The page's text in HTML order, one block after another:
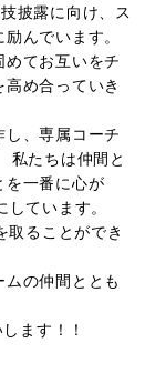
披露に向け、ス
んでいます。
てお互いをチ
め合っていき
、専属コーチ
私たちは仲間と
を一番に心が
ています。
ることができ
の仲間ととも
ます！！